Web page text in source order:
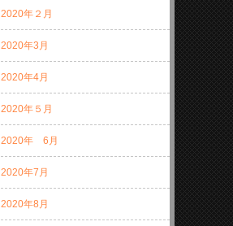
2020年２月
2020年3月
2020年4月
2020年５月
2020年 6月
2020年7月
2020年8月